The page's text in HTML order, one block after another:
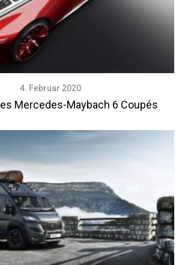
4. Februar 2020
Mercedes-Maybach 6 Coupés